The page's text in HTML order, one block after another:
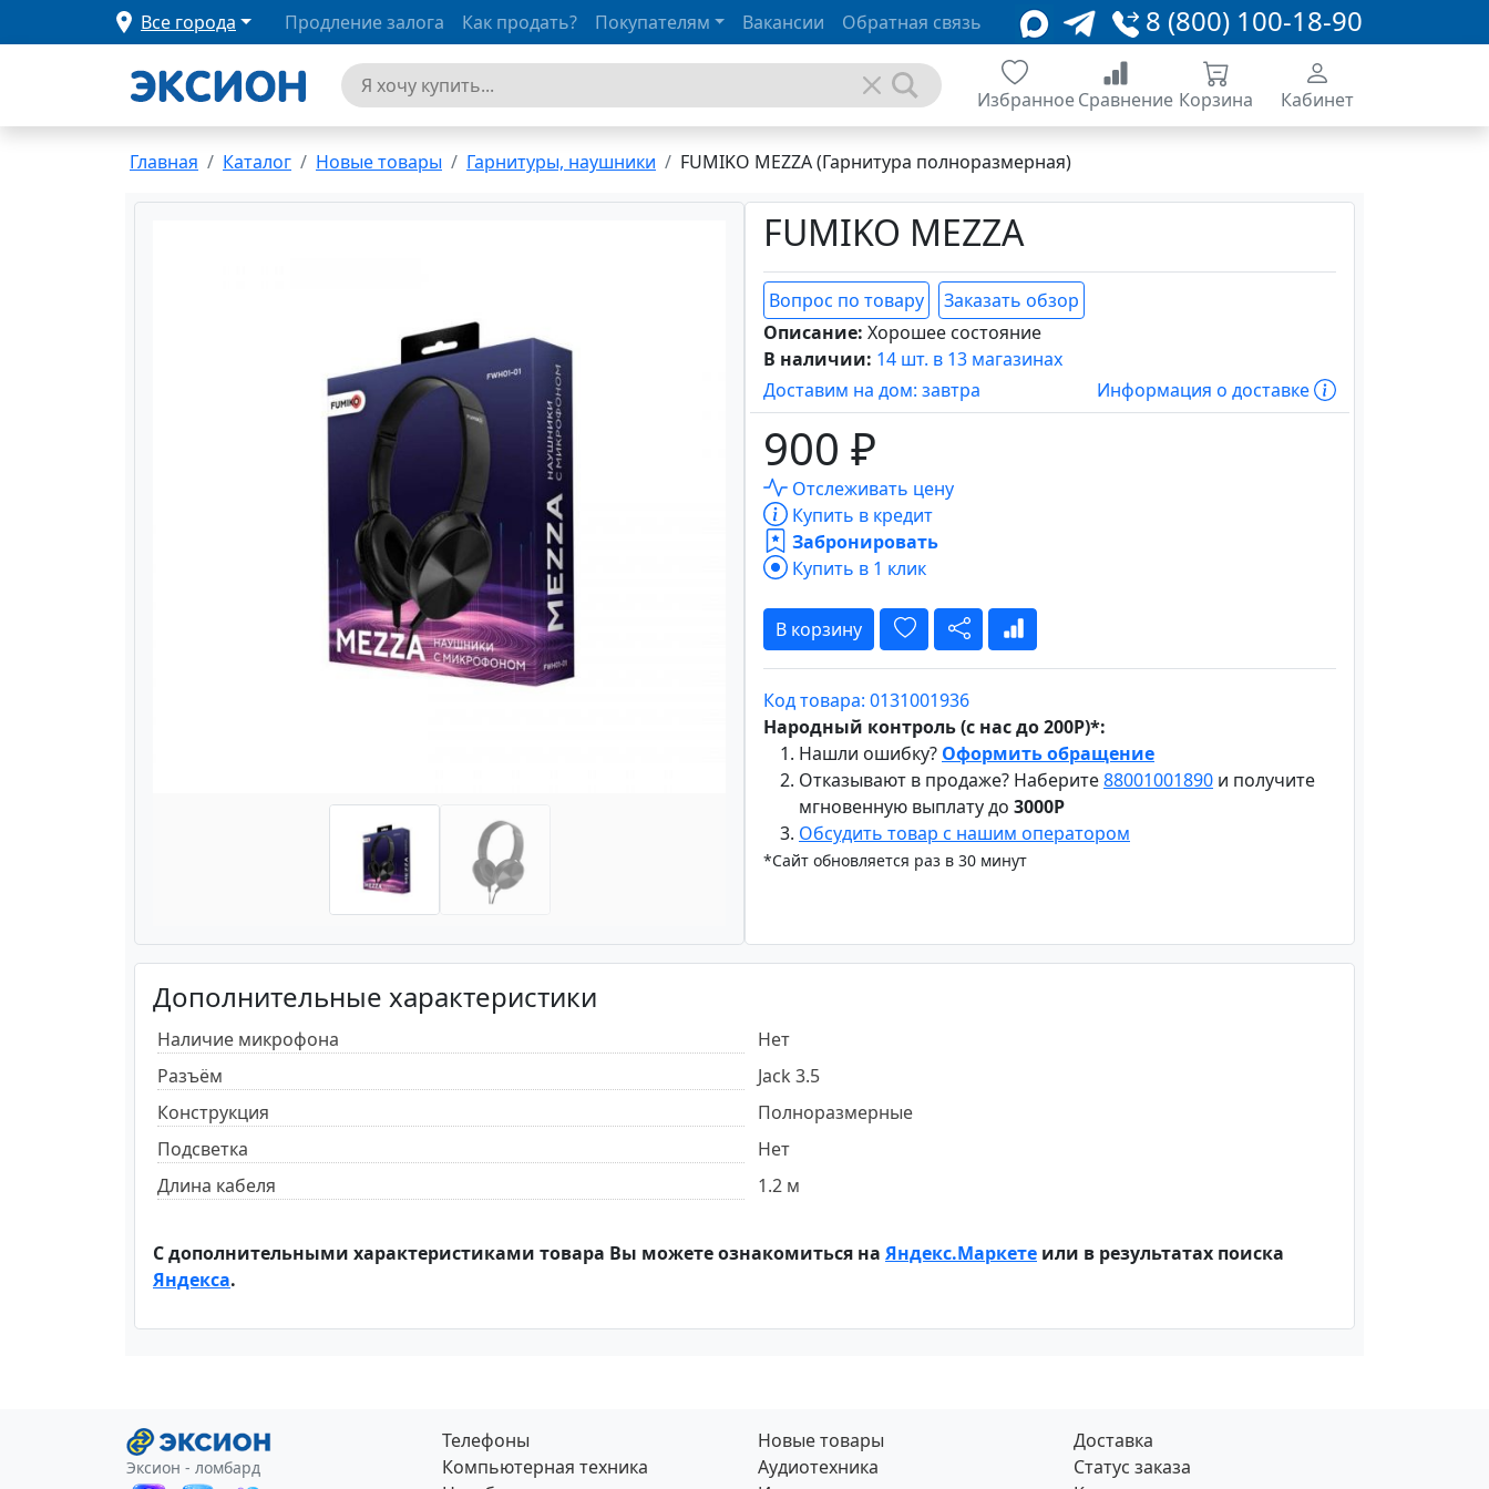
Все города 8 (800) 100-18-90
Продление залога Как продать? Покупателям Вакансии Обратная связь
ИзбранноеСравнение Корзина Кабинет
Главная Каталог Новые товары Гарнитуры, наушники FUMIKO MEZZA (Гарнитура полноразмерная)
FUMIKO MEZZA
Вопрос по товару
Заказать обзор
Описание: Хорошее состояние
В наличии: 14 шт. в 13 магазинах
Доставим на дом: завтра
Информация о доставке
900 ₽
Отслеживать цену
Купить в кредит
Забронировать
Купить в 1 клик
В корзину
Код товара: 0131001936
Народный контроль (с нас до 200Р)*:
Нашли ошибку? Оформить обращение
Отказывают в продаже? Наберите88001001890 и получите
мгновенную выплату до 3000Р
Обсудить товар с нашим оператором
*Сайт обновляется раз в 30 минут
Дополнительные характеристики
Наличие микрофона
Нет
Разъём
Jack 3.5
Конструкция
Полноразмерные
Подсветка
Нет
Длина кабеля
1.2 м
С дополнительными характеристиками товара Вы можете ознакомиться на Яндекс.Маркете или в результатах поиска
Яндекса.
Эксион - ломбард
Телефоны
Компьютерная техника
Новые товары
Аудиотехника
Доставка
Статус заказа